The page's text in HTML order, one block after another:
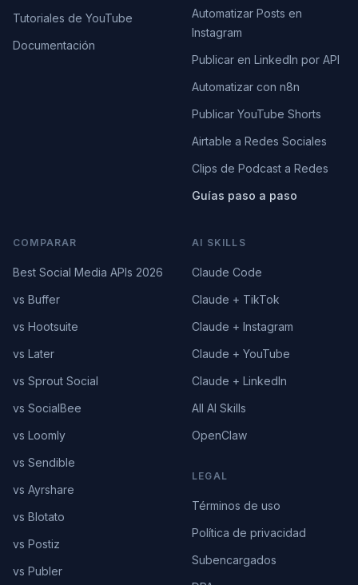
Tutoriales de YouTube
Documentación
Automatizar Posts en
Instagram
Publicar en LinkedIn por API
Automatizar con n8n
Publicar YouTube Shorts
Airtable a Redes Sociales
Clips de Podcast a Redes
Guías paso a paso
COMPARAR
Best Social Media APIs 2026
vs Buffer
vs Hootsuite
vs Later
vs Sprout Social
vs SocialBee
vs Loomly
vs Sendible
vs Ayrshare
vs Blotato
vs Postiz
vs Publer
AI SKILLS
Claude Code
Claude + TikTok
Claude + Instagram
Claude + YouTube
Claude + LinkedIn
All AI Skills
OpenClaw
LEGAL
Términos de uso
Política de privacidad
Subencargados